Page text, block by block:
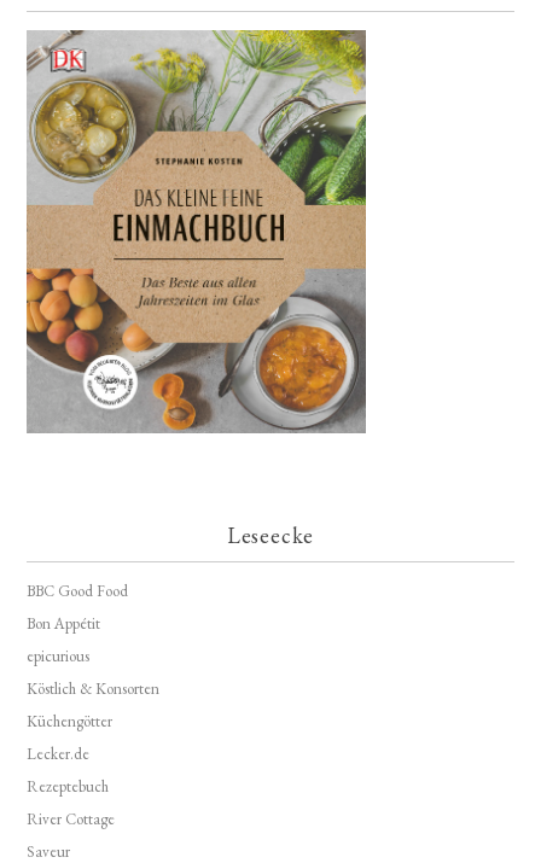
Leseecke
BBC Good Food
Bon Appétit
epicurious
Köstlich & Konsorten
Küchengötter
Lecker.de
Rezeptebuch
River Cottage
Saveur